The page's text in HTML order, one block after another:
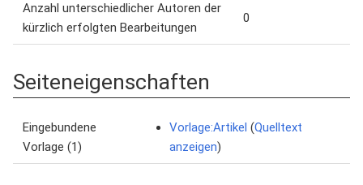
Anzahl unterschiedlicher Autoren der
kürzlich erfolgten Bearbeitungen
0
Seiteneigenschaften
Eingebundene
Vorlage (1)
Vorlage:Artikel (Quelltext
anzeigen)